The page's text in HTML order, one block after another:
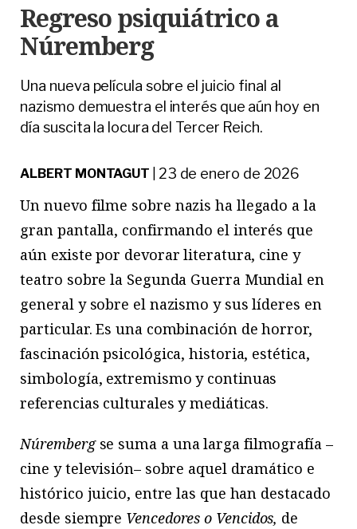
Regreso psiquiátrico a
Núremberg
Una nueva película sobre el juicio final al
nazismo demuestra el interés que aún hoy en
día suscita la locura del Tercer Reich.
ALBERT MONTAGUT 23 de enero de 2026
Unnuevo filme sobre nazis ha llegado a la
gran pantalla, confirmando el interés que
aún existe por devorar literatura, cine y
teatro sobre la Segunda Guerra Mundial en
general y sobre el nazismo y sus líderes en
particular. Es una combinación de horror,
fascinación psicológica, historia, estética,
simbología, extremismo y continuas
referencias culturales y mediáticas.
Núrembergse suma a una larga filmografía –
cine y televisión– sobre aquel dramático e
histórico juicio, entre las que han destacado
desde siempre Vencedores o Vencidos, de